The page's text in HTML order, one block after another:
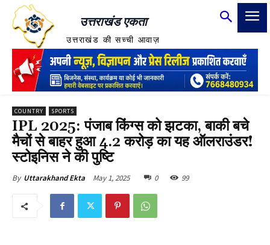
उत्तराखंड एकता
उत्तराखंड की सच्ची आवाज़
COUNTRY SPORTS
IPL 2025: पंजाब किंग्स को झटका, बाकी बचे
मैचों से बाहर हुआ 4.2 करोड़ का यह ऑलराउंडर!
स्टोइनिस ने की पुष्टि
By Uttarakhand Ekta May 1, 2025 0 99